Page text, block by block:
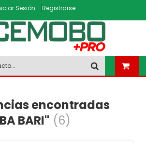
Sesión Registrarse
encontradas
BARI" (6)